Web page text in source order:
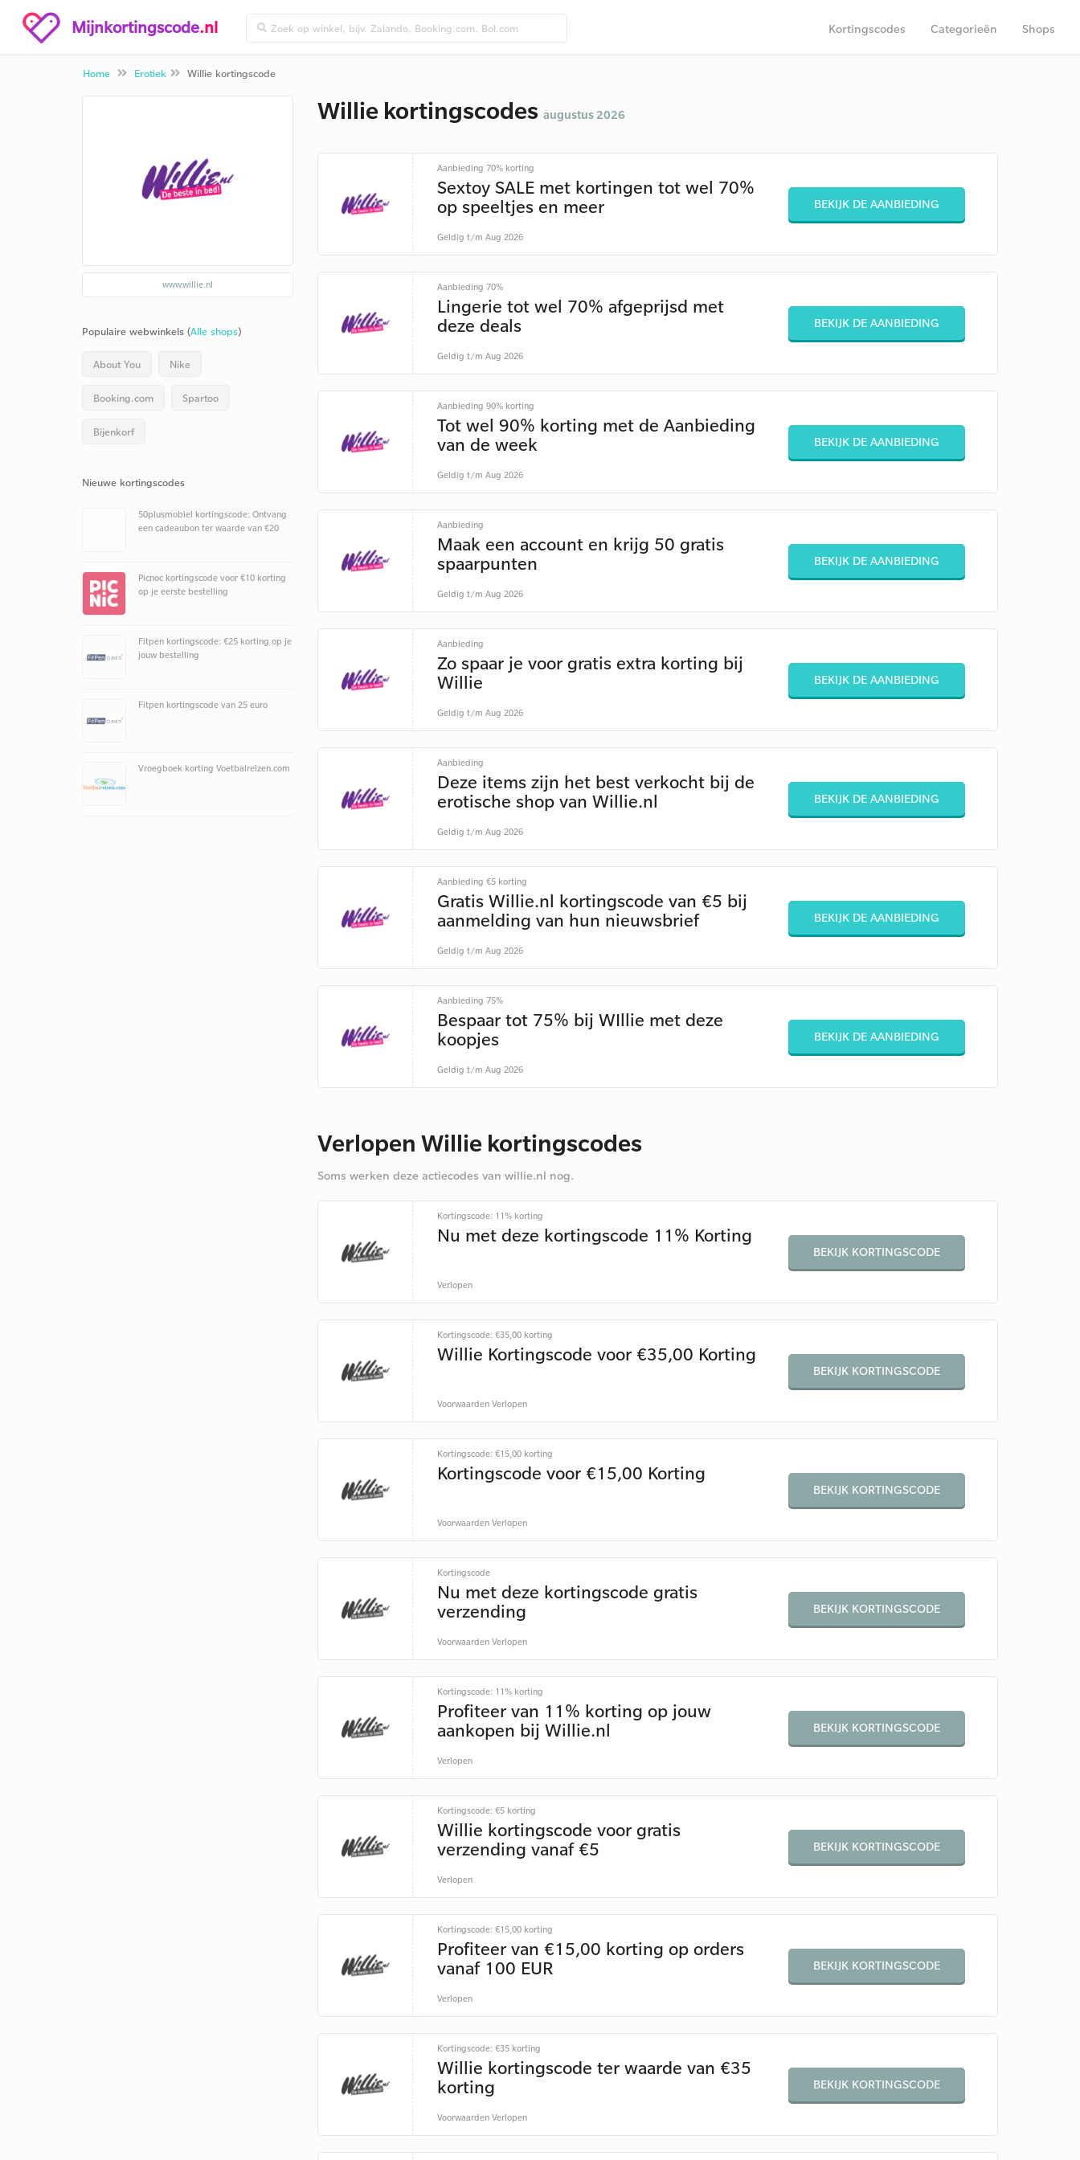
Mijnkortingscode.nl Kortingscodes Categorieën Shops
Home Erotiek Willie kortingscode
Willie kortingscodes augustus 2026
Aanbieding 70% korting
Sextoy SALE met kortingen tot wel 70%
op speeltjes en meer
Geldig t/m Aug 2026
BEKIJK DE AANBIEDING
Aanbieding 70%
Lingerie tot wel 70% afgeprijsd met
deze deals
Geldig t/m Aug 2026
BEKIJK DE AANBIEDING
Aanbieding 90% korting
Tot wel 90% korting met de Aanbieding
van de week
Geldig t/m Aug 2026
BEKIJK DE AANBIEDING
Aanbieding
Maak een account en krijg 50 gratis
spaarpunten
Geldig t/m Aug 2026
BEKIJK DE AANBIEDING
Aanbieding
Zo spaar je voor gratis extra korting bij
Willie
Geldig t/m Aug 2026
BEKIJK DE AANBIEDING
Aanbieding
Deze items zijn het best verkocht bij de
erotische shop van Willie.nl
Geldig t/m Aug 2026
BEKIJK DE AANBIEDING
Aanbieding €5 korting
Gratis Willie.nl kortingscode van €5 bij
aanmelding van hun nieuwsbrief
Geldig t/m Aug 2026
BEKIJK DE AANBIEDING
Aanbieding 75%
Bespaar tot 75% bij WIllie met deze
koopjes
Geldig t/m Aug 2026
BEKIJK DE AANBIEDING
Verlopen Willie kortingscodes
Soms werken deze actiecodes van willie.nl nog.
Kortingscode: 11% korting
Nu met deze kortingscode 11% Korting
Verlopen
BEKIJK KORTINGSCODE
Kortingscode: €35,00 korting
Willie Kortingscode voor €35,00 Korting
VoorwaardenVerlopen
BEKIJK KORTINGSCODE
Kortingscode: €15,00 korting
Kortingscode voor €15,00 Korting
VoorwaardenVerlopen
BEKIJK KORTINGSCODE
Kortingscode
Nu met deze kortingscode gratis
verzending
VoorwaardenVerlopen
BEKIJK KORTINGSCODE
Kortingscode: 11% korting
Profiteer van 11% korting op jouw
aankopen bij Willie.nl
Verlopen
BEKIJK KORTINGSCODE
Kortingscode: €5 korting
Willie kortingscode voor gratis
verzending vanaf €5
Verlopen
BEKIJK KORTINGSCODE
Kortingscode: €15,00 korting
Profiteer van €15,00 korting op orders
vanaf 100 EUR
Verlopen
BEKIJK KORTINGSCODE
Kortingscode: €35 korting
Willie kortingscode ter waarde van €35
korting
VoorwaardenVerlopen
BEKIJK KORTINGSCODE
www.willie.nl
Populaire webwinkels (Alle shops)
About You Nike
Booking.com Spartoo
Bijenkorf
Nieuwe kortingscodes
50plusmobiel kortingscode: Ontvang
een cadeaubon ter waarde van €20
Picnoc kortingscode voor €10 korting
op je eerste bestelling
Fitpen kortingscode: €25 korting op je
jouw bestelling
Fitpen kortingscode van 25 euro
Vroegboek korting Voetbalreizen.com